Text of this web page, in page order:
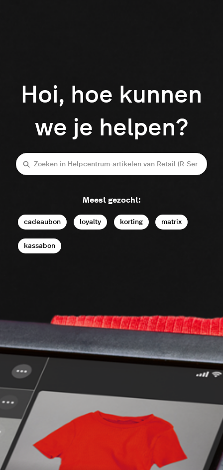
Hoi, hoe kunnen
we je helpen?
Zoeken
Meest gezocht:
cadeaubon loyalty korting matrix
kassabon